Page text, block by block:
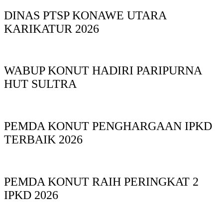
DINAS PTSP KONAWE UTARA
KARIKATUR 2026
WABUP KONUT HADIRI PARIPURNA
HUT SULTRA
PEMDA KONUT PENGHARGAAN IPKD
TERBAIK 2026
PEMDA KONUT RAIH PERINGKAT 2
IPKD 2026